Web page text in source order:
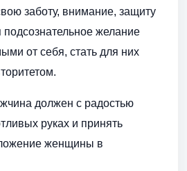
заботу, внимание, защиту
подсознательное желание
от себя, стать для них
должен с радостью
руках и принять
женщины в